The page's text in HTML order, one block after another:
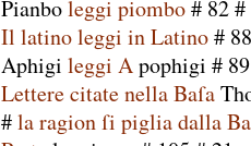
Pianboleggi piombo# 82#
Il latinoleggi inLatino# 88
Aphigi leggi Apophigi # 89
LetterecitatenellaBaſa
#laragionſi pigliadalla